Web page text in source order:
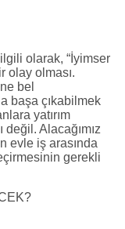
olarak, “İyimser
olay olması.
bel
başa çıkabilmek
yatırım
Alacağımız
evle iş arasında
gerekli